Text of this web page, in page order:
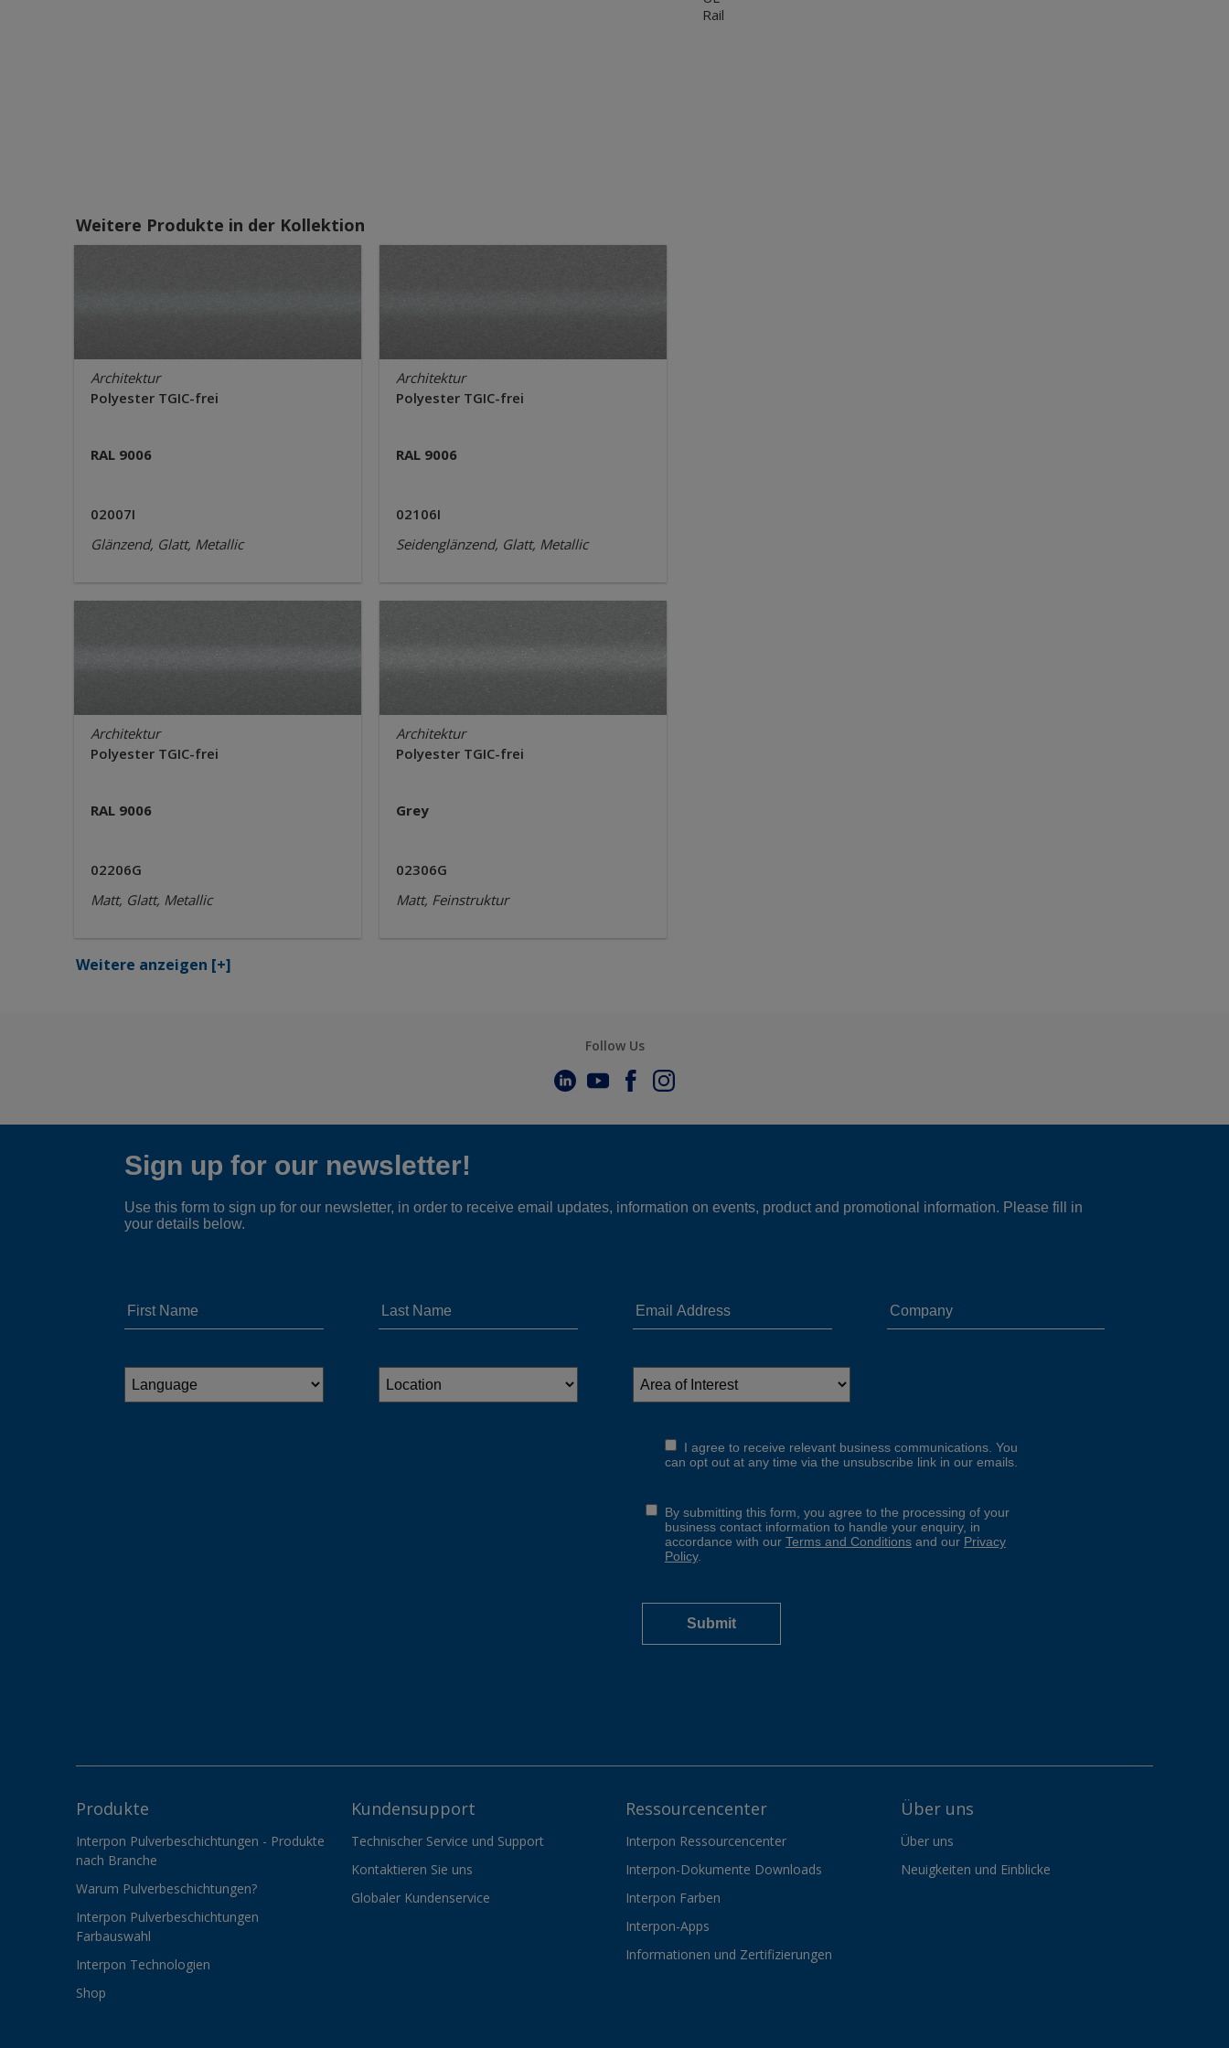
Rail
Weitere Produkte in der Kollektion
Architektur
Polyester TGIC-frei
RAL 9006
02007I
Glänzend, Glatt, Metallic
Architektur
Polyester TGIC-frei
RAL 9006
02106I
Seidenglänzend, Glatt, Metallic
Architektur
Polyester TGIC-frei
RAL 9006
02206G
Matt, Glatt, Metallic
Architektur
Polyester TGIC-frei
Grey
02306G
Matt, Feinstruktur
Weitere anzeigen [+]
Follow Us
Produkte
Interpon Pulverbeschichtungen - Produkte
nach Branche
Warum Pulverbeschichtungen?
Interpon Pulverbeschichtungen
Farbauswahl
Interpon Technologien
Shop
Kundensupport
Technischer Service und Support
Kontaktieren Sie uns
Globaler Kundenservice
Ressourcencenter
Interpon Ressourcencenter
Interpon-Dokumente Downloads
Interpon Farben
Interpon-Apps
Informationen und Zertifizierungen
Über uns
Über uns
Neuigkeiten und Einblicke